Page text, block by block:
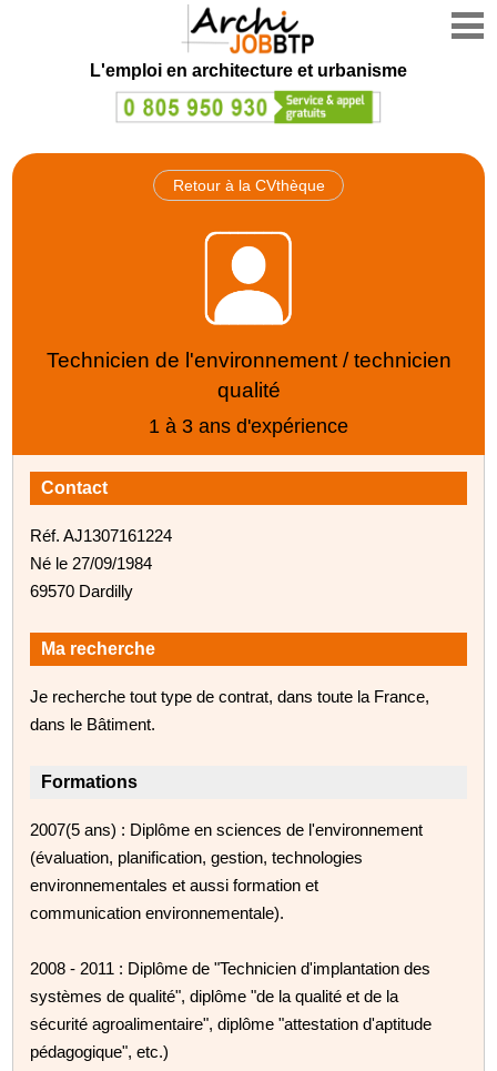
L'emploi en architecture et urbanisme
Retour à la CVthèque
Technicien de l'environnement / technicien
qualité
1 à 3 ans d'expérience
Contact
Réf. AJ1307161224
Né le 27/09/1984
69570 Dardilly
Ma recherche
Je recherche tout type de contrat, dans toute la France,
dans le Bâtiment.
Formations
2007(5 ans) : Diplôme en sciences de l'environnement
(évaluation, planification, gestion, technologies
environnementales et aussi formation et
communication environnementale).
2008 - 2011 : Diplôme de "Technicien d'implantation des
systèmes de qualité", diplôme "de la qualité et de la
sécurité agroalimentaire", diplôme "attestation d'aptitude
pédagogique", etc.)